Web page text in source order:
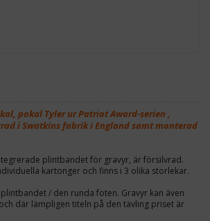
pokal Tyler ur Patriot Award-serien ,
i Swatkins fabrik i England samt monterad
plintbandet för gravyr, är försilvrad.
kartonger och finns i 3 olika storlekar.
/ den runda foten. Gravyr kan även
där lämpligen titeln på den tävling priset är